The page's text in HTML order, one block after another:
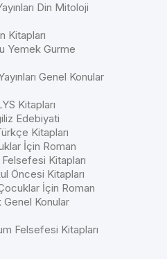
Din Mitoloji
Kitapları
Yemek Gurme
Genel Konular
Kitapları
Edebiyati
Kitapları
İçin Roman
Felsefesi Kitapları
Öncesi Kitapları
Çocuklar İçin Roman
Genel Konular
Felsefesi Kitapları